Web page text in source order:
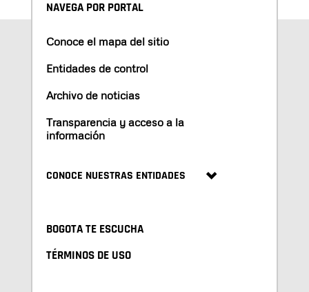
NAVEGA POR PORTAL
Conoce el mapa del sitio
Entidades de control
Archivo de noticias
Transparencia y acceso a la
información
CONOCE NUESTRAS ENTIDADES
BOGOTA TE ESCUCHA
TÉRMINOS DE USO